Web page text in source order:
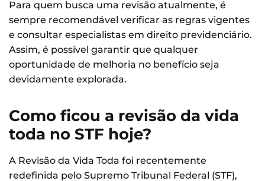
Para quem busca uma revisão atualmente, é
sempre recomendável verificar as regras vigentes
e consultar especialistas em direito previdenciário.
Assim, é possível garantir que qualquer
oportunidade de melhoria no benefício seja
devidamente explorada.
Como ficou a revisão da vida
toda no STF hoje?
A Revisão da Vida Toda foi recentemente
redefinida pelo Supremo Tribunal Federal (STF),